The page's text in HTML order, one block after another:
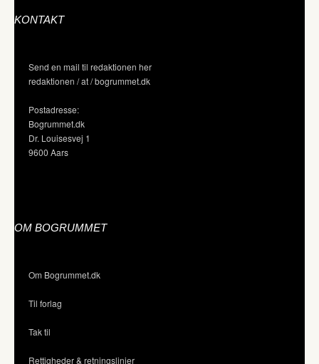
KONTAKT
Send en mail til redaktionen her
redaktionen / at / bogrummet.dk
Postadresse:
Bogrummet.dk
Dr. Louisesvej 1
9600 Aars
OM BOGRUMMET
Om Bogrummet.dk
Til forlag
Tak til
Rettigheder & retningslinjer